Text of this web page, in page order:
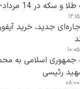
در 14 مرداد+ جدول
جدید، خرید
جمهوری اسلامی به
رئیسی